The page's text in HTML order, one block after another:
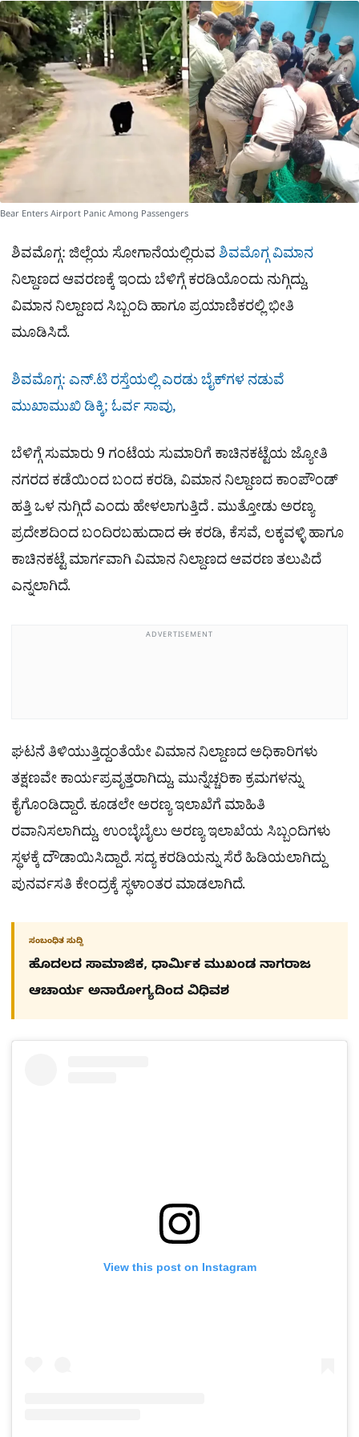
p
p
o
k
a
m
a
r
e
Bear Enters Airport Panic Among Passengers
ಶಿವಮೊಗ್ಗ: ಜಿಲ್ಲೆಯ ಸೋಗಾನೆಯಲ್ಲಿರುವಶಿವಮೊಗ್ಗವಿಮಾನ
ನಿಲ್ದಾಣದ ಆವರಣಕ್ಕೆ ಇಂದು ಬೆಳಿಗ್ಗೆ ಕರಡಿಯೊಂದು ನುಗ್ಗಿದ್ದು,
ವಿಮಾನ ನಿಲ್ದಾಣದ ಸಿಬ್ಬಂದಿ ಹಾಗೂ ಪ್ರಯಾಣಿಕರಲ್ಲಿ ಭೀತಿ
ಮೂಡಿಸಿದೆ.
ಶಿವಮೊಗ್ಗ: ಎನ್.ಟಿ ರಸ್ತೆಯಲ್ಲಿ ಎರಡು ಬೈಕ್‌ಗಳ ನಡುವೆ
ಮುಖಾಮುಖಿ ಡಿಕ್ಕಿ; ಓರ್ವ ಸಾವು,
ಬೆಳಿಗ್ಗೆ ಸುಮಾರು 9 ಗಂಟೆಯ ಸುಮಾರಿಗೆ ಕಾಚಿನಕಟ್ಟೆಯ ಜ್ಯೋತಿ
ನಗರದ ಕಡೆಯಿಂದ ಬಂದ ಕರಡಿ, ವಿಮಾನ ನಿಲ್ದಾಣದ ಕಾಂಪೌಂಡ್
ಹತ್ತಿ ಒಳ ನುಗ್ಗಿದೆ ಎಂದು ಹೇಳಲಾಗುತ್ತಿದೆ . ಮುತ್ತೋಡು ಅರಣ್ಯ
ಪ್ರದೇಶದಿಂದ ಬಂದಿರಬಹುದಾದ ಈ ಕರಡಿ, ಕೆಸವೆ, ಲಕ್ಕವಳ್ಳಿ ಹಾಗೂ
ಕಾಚಿನಕಟ್ಟೆ ಮಾರ್ಗವಾಗಿ ವಿಮಾನ ನಿಲ್ದಾಣದ ಆವರಣ ತಲುಪಿದೆ
ಎನ್ನಲಾಗಿದೆ.
ADVERTISEMENT
ಘಟನೆ ತಿಳಿಯುತ್ತಿದ್ದಂತೆಯೇ ವಿಮಾನ ನಿಲ್ದಾಣದ ಅಧಿಕಾರಿಗಳು
ತಕ್ಷಣವೇ ಕಾರ್ಯಪ್ರವೃತ್ತರಾಗಿದ್ದು, ಮುನ್ನೆಚ್ಚರಿಕಾ ಕ್ರಮಗಳನ್ನು
ಕೈಗೊಂಡಿದ್ದಾರೆ. ಕೂಡಲೇ ಅರಣ್ಯ ಇಲಾಖೆಗೆ ಮಾಹಿತಿ
ರವಾನಿಸಲಾಗಿದ್ದು, ಉಂಬ್ಳೆಬೈಲು ಅರಣ್ಯ ಇಲಾಖೆಯ ಸಿಬ್ಬಂದಿಗಳು
ಸ್ಥಳಕ್ಕೆ ದೌಡಾಯಿಸಿದ್ದಾರೆ. ಸದ್ಯ ಕರಡಿಯನ್ನು ಸೆರೆ ಹಿಡಿಯಲಾಗಿದ್ದು
ಪುನರ್ವಸತಿ ಕೇಂದ್ರಕ್ಕೆ ಸ್ಥಳಾಂತರ ಮಾಡಲಾಗಿದೆ.
ಸಂಬಂಧಿತ ಸುದ್ದಿ
ಹೊದಲದ ಸಾಮಾಜಿಕ, ಧಾರ್ಮಿಕ ಮುಖಂಡ ನಾಗರಾಜ
ಆಚಾರ್ಯ ಅನಾರೋಗ್ಯದಿಂದ ವಿಧಿವಶ
View this post on Instagram